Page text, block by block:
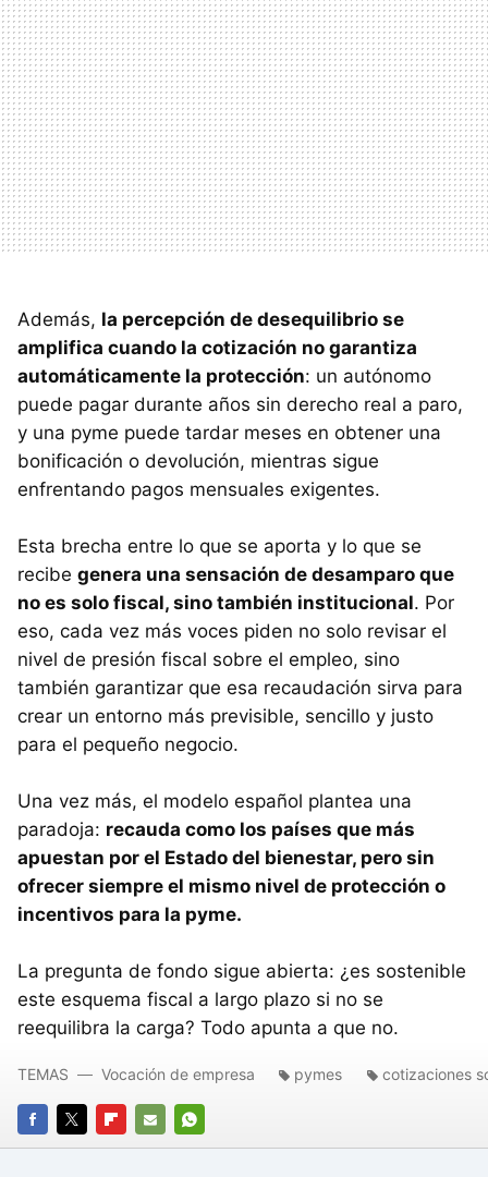
Además, la percepción de desequilibrio se
amplifica cuando la cotización no garantiza
automáticamente la protección: un autónomo
puede pagar durante años sin derecho real a paro,
y una pyme puede tardar meses en obtener una
bonificación o devolución, mientras sigue
enfrentando pagos mensuales exigentes.
Esta brecha entre lo que se aporta y lo que se
recibe genera una sensación de desamparo que
no es solo fiscal, sino también institucional. Por
eso, cada vez más voces piden no solo revisar el
nivel de presión fiscal sobre el empleo, sino
también garantizar que esa recaudación sirva para
crear un entorno más previsible, sencillo y justo
para el pequeño negocio.
Una vez más, el modelo español plantea una
paradoja: recauda como los países que más
apuestan por el Estado del bienestar, pero sin
ofrecer siempre el mismo nivel de protección o
incentivos para la pyme.
La pregunta de fondo sigue abierta: ¿es sostenible
este esquema fiscal a largo plazo si no se
reequilibra la carga? Todo apunta a que no.
FACEBOOK
TWITTERFLIPBOARD
E-
WHATSAPP
TEMAS Vocación de empresa pymes cotizaciones